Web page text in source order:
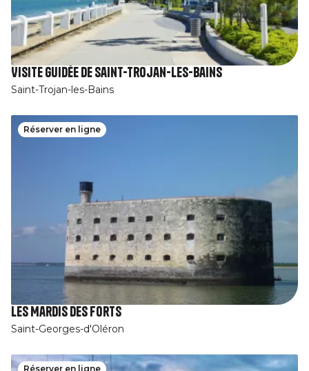
Visite guidée de Saint-Trojan-les-Bains
Saint-Trojan-les-Bains
Réserver en ligne
Les Mardis des Forts
Saint-Georges-d'Oléron
Réserver en ligne